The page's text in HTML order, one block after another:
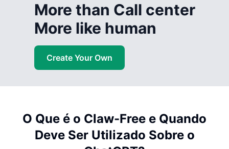
More than Call center
More like human
Create Your Own
O Que é o Claw-Free e Quando
Deve Ser Utilizado Sobre o